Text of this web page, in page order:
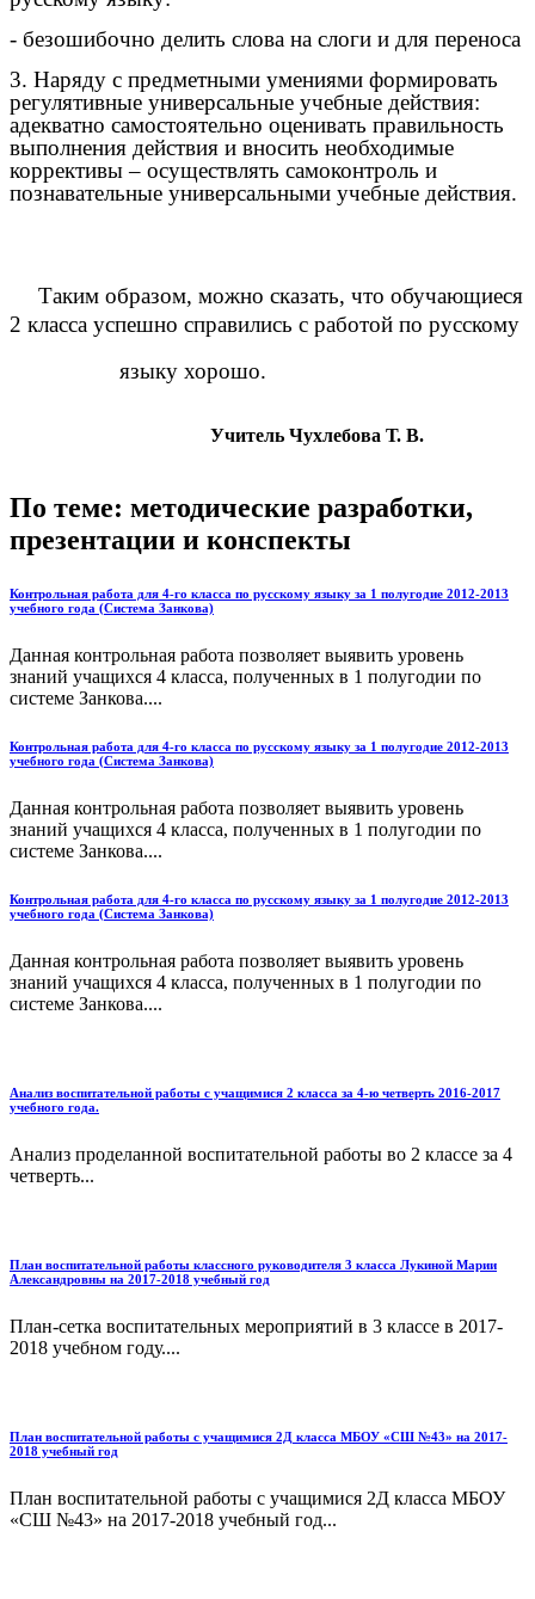
- безошибочно делить слова на слоги и для переноса
3. Наряду с предметными умениями формировать
регулятивные универсальные учебные действия:
адекватно самостоятельно оценивать правильность
выполнения действия и вносить необходимые
коррективы – осуществлять самоконтроль и
познавательные универсальными учебные действия.
Таким образом, можно сказать, что обучающиеся
2 класса успешно справились с работой по русскому
языку хорошо.
Учитель Чухлебова Т. В.
По теме: методические разработки,
презентации и конспекты
Контрольная работа для 4-го класса по русскому языку за 1 полугодие 2012-2013
учебного года (Система Занкова)
Данная контрольная работа позволяет выявить уровень
знаний учащихся 4 класса, полученных в 1 полугодии по
системе Занкова....
Контрольная работа для 4-го класса по русскому языку за 1 полугодие 2012-2013
учебного года (Система Занкова)
Данная контрольная работа позволяет выявить уровень
знаний учащихся 4 класса, полученных в 1 полугодии по
системе Занкова....
Контрольная работа для 4-го класса по русскому языку за 1 полугодие 2012-2013
учебного года (Система Занкова)
Данная контрольная работа позволяет выявить уровень
знаний учащихся 4 класса, полученных в 1 полугодии по
системе Занкова....
Анализ воспитательной работы с учащимися 2 класса за 4-ю четверть 2016-2017
учебного года.
Анализ проделанной воспитательной работы во 2 классе за 4
четверть...
План воспитательной работы классного руководителя 3 класса Лукиной Марии
Александровны на 2017-2018 учебный год
План-сетка воспитательных мероприятий в 3 классе в 2017-
2018 учебном году....
План воспитательной работы с учащимися 2Д класса МБОУ «СШ №43» на 2017-
2018 учебный год
План воспитательной работы с учащимися 2Д класса МБОУ
«СШ №43» на 2017-2018 учебный год...